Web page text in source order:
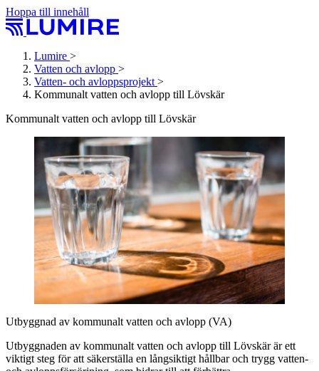
Hoppa till innehåll
Lumire >
Vatten och avlopp >
Vatten- och avlopps­projekt >
Kommunalt vatten och avlopp till Lövskär
Kommunalt vatten och avlopp till Lövskär
Utbyggnad av kommunalt vatten och avlopp (VA)
Utbyggnaden av kommunalt vatten och avlopp till Lövskär är ett
viktigt steg för att säkerställa en långsiktigt hållbar och trygg vatten-